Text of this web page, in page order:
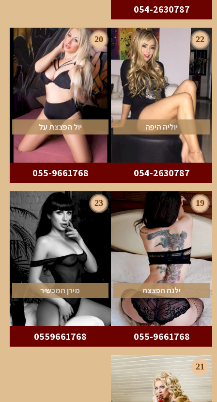
054-2630787
22
יוליה היפה
054-2630787
20
יול הפצצת על
055-9661768
19
ילנה הפצצה
055-9661768
23
מירן המכשיר
0559661768
21